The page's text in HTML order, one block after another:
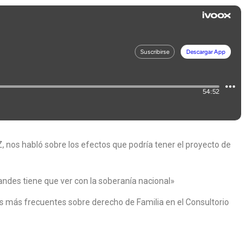
nos habló sobre los efectos que podría tener el proyecto de
tiene que ver con la soberanía nacional»
más frecuentes sobre derecho de Familia en el Consultorio